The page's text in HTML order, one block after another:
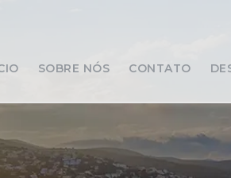
SOBRE NÓS CONTATO